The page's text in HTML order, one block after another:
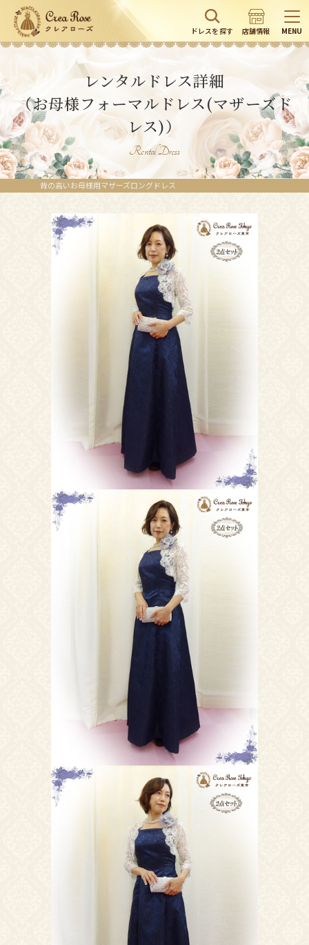
ドレスを探す 店舗情報 MENU
レンタルドレス詳細
（お母様フォーマルドレス(マザーズド
レス)）
Rental Dress
背の高いお母様用マザーズロングドレス